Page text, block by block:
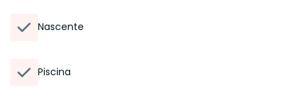
Nascente
Piscina